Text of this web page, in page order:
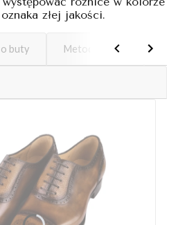
złej jakości.
o buty Metoda szycia